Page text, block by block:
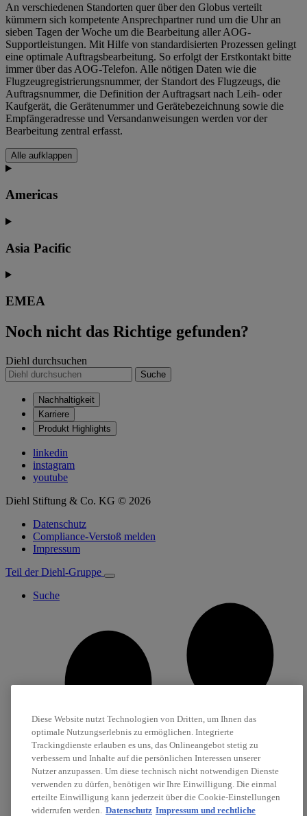
An verschiedenen Standorten quer über den Globus verteilt
kümmern sich kompetente Ansprechpartner rund um die Uhr an
sieben Tagen der Woche um die Bearbeitung aller AOG-
Supportleistungen. Mit Hilfe von standardisierten Prozessen gelingt
eine optimale Auftragsbearbeitung. So erfolgt der Erstkontakt bitte
immer über das AOG-Telefon. Alle nötigen Daten wie die
Flugzeugregistrierungsnummer, der Standort des Flugzeugs, die
Auftragsnummer, die Definition der Auftragsart nach Leih- oder
Kaufgerät, die Gerätenummer und Gerätebezeichnung sowie die
Empfängeradresse und Versandanweisungen werden vor der
Bearbeitung zentral erfasst.
Alle aufklappen
Americas
Asia Pacific
EMEA
Noch nicht das Richtige gefunden?
Diehl durchsuchen
Suche
Nachhaltigkeit
Karriere
Produkt Highlights
linkedin
instagram
youtube
Diehl Stiftung & Co. KG © 2026
Datenschutz
Compliance-Verstoß melden
Impressum
Teil der Diehl-Gruppe
Suche
Diese Website nutzt Technologien von Dritten, um Ihnen das
optimale Nutzungserlebnis zu ermöglichen. Integrierte
Trackingdienste erlauben es uns, das Onlineangebot stetig zu
verbessern und Inhalte auf die persönlichen Interessen unserer
Nutzer anzupassen. Um diese technisch nicht notwendigen Dienste
verwenden zu dürfen, benötigen wir Ihre Einwilligung. Die einmal
erteilte Einwilligung kann jederzeit über die Cookie-Einstellungen
widerrufen werden. Datenschutz Impressum und rechtliche